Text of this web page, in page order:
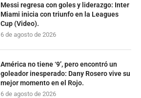
Messi regresa con goles y liderazgo: Inter
Miami inicia con triunfo en la Leagues
Cup (Video).
6 de agosto de 2026
América no tiene ‘9’, pero encontró un
goleador inesperado: Dany Rosero vive su
mejor momento en el Rojo.
6 de agosto de 2026